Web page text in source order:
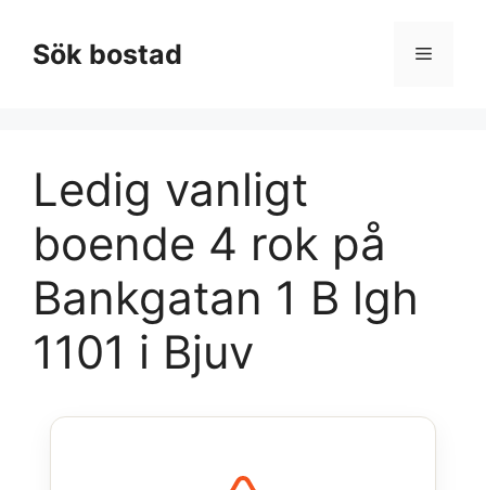
innehållSök bostad Meny
Ledig vanligt
boende 4 rok på
Bankgatan 1 B lgh
1101 i Bjuv